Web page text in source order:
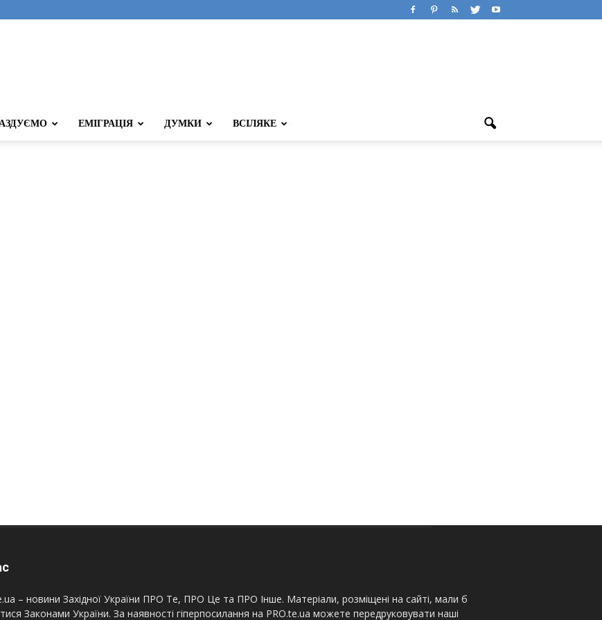
ЕМІГРАЦІЯ ДУМКИ ВСІЛЯКЕ
– новини Західної України ПРО Те, ПРО Це та ПРО Інше. Матеріали, розміщені на сайті, мали б
Законами України. За наявності гіперпосилання на PRO.te.ua можете передруковувати наші